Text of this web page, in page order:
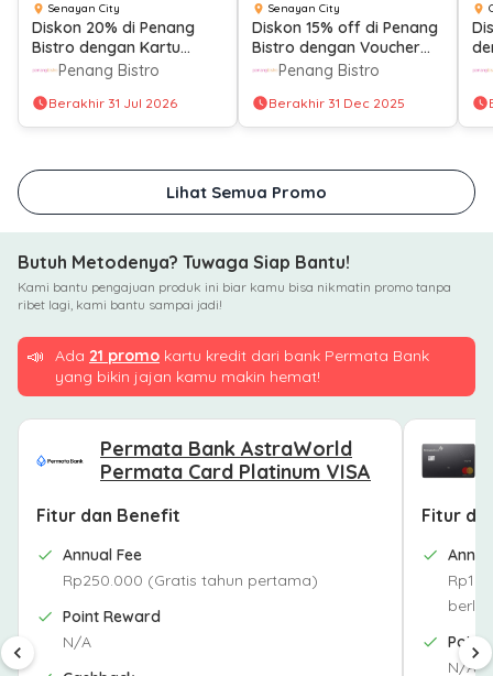
Senayan City
Diskon 20% di Penang
Bistro dengan Kartu
Kredit Panin Bank
Penang Bistro
Berakhir 31 Jul 2026
Senayan City
Diskon 15% off di Penang
Bistro dengan Voucher
Grab Dine Out
Penang Bistro
Berakhir 31 Dec 2025
Lihat Semua Promo
Butuh Metodenya? Tuwaga Siap Bantu!
Kami bantu pengajuan produk ini biar kamu bisa nikmatin promo tanpa
ribet lagi, kami bantu sampai jadi!
📣 Ada 21 promo kartu kredit dari bank Permata Bank
yang bikin jajan kamu makin hemat!
Permata Bank AstraWorld
Permata Card Platinum VISA
Fitur dan Benefit
Annual Fee
Rp250.000 (Gratis tahun pertama)
Point Reward
N/A
Fitur
Point
N/A